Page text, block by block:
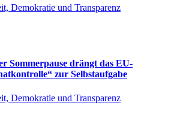
Demokratie und Transparenz
Sommerpause drängt das EU-
zur Selbstaufgabe
Demokratie und Transparenz